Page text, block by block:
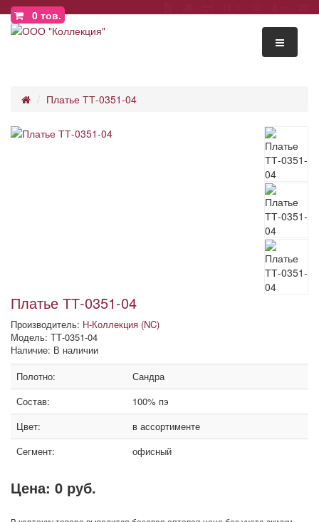
0 тов.
Платье ТТ-0351-04
Платье ТТ-0351-04
Производитель: Н-Коллекция (NC)
Модель: ТТ-0351-04
Наличие: В наличии
Полотно:
Сандра
Состав:
100% пэ
Цвет:
в ассортименте
Сегмент:
офисный
Цена: 0 руб.